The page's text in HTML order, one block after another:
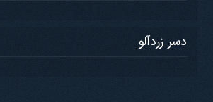
دسر زردآلو